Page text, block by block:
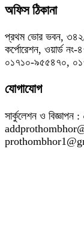
অফিস ঠিকানা
প্রথম ভোর ভবন, ৩৪২/
কর্পোরেশন, ওয়ার্ড
০১৭১০-৯৫৫৪৭০,
যোগাযোগ
সার্কুলেশন ও